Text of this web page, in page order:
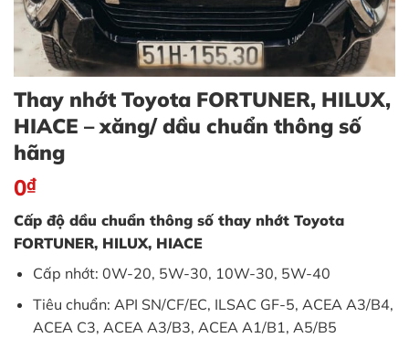
Thay nhớt Toyota FORTUNER, HILUX,
HIACE – xăng/ dầu chuẩn thông số
hãng
0₫
Cấp độ dầu chuẩn thông số thay nhớt Toyota
FORTUNER, HILUX, HIACE
Cấp nhớt: 0W-20, 5W-30, 10W-30, 5W-40
Tiêu chuẩn: API SN/CF/EC, ILSAC GF-5, ACEA A3/B4,
ACEA C3, ACEA A3/B3, ACEA A1/B1, A5/B5